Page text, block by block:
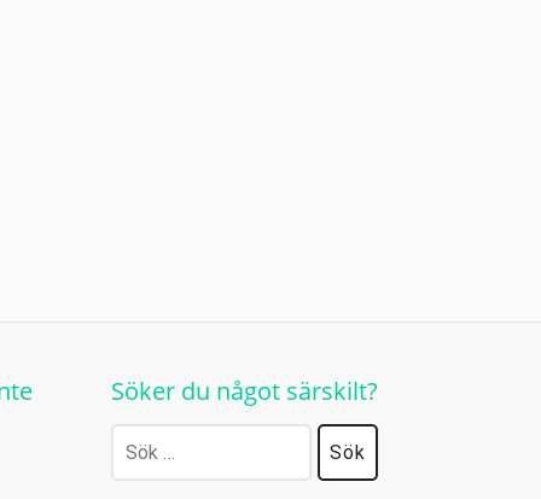
Söker du något särskilt?
Sök
efter: